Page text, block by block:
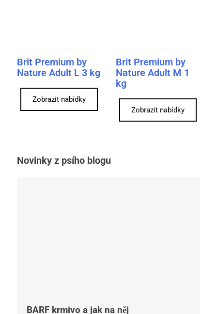
Brit Premium by
Nature Adult L 3 kg
Zobrazit nabídky
Brit Premium by
Nature Adult M 1
kg
Zobrazit nabídky
Novinky z psího blogu
BARF krmivo a jak na něj